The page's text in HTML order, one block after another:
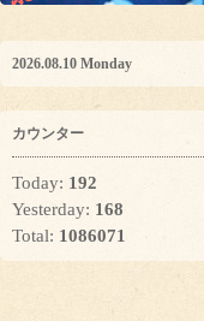
2026.08.10 Monday
カウンター
Today: 192
Yesterday: 168
Total: 1086071